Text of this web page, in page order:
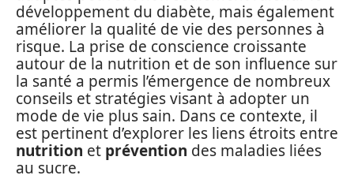
développement du diabète, mais également
améliorer la qualité de vie des personnes à
risque. La prise de conscience croissante
autour de la nutrition et de son influence sur
la santé a permis l’émergence de nombreux
conseils et stratégies visant à adopter un
mode de vie plus sain. Dans ce contexte, il
est pertinent d’explorer les liens étroits entre
nutrition et prévention des maladies liées
au sucre.